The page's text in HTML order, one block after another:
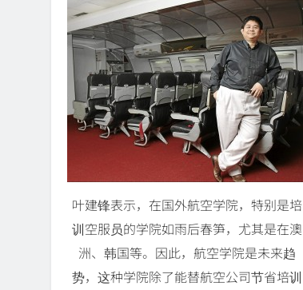
叶建锋表示，在国外航空学院，特别是培
训空服员的学院如雨后春笋，尤其是在澳
洲、韩国等。因此，航空学院是未来趋
势，这种学院除了能替航空公司节省培训